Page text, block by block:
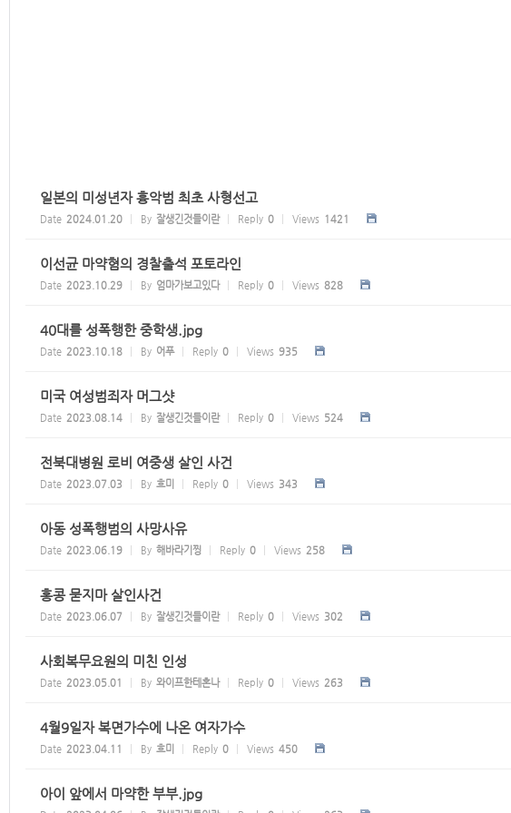
일본의 미성년자 흉악범 최초 사형선고
Date 2024.01.20 By 잘생긴것들이란 Reply 0 Views 1421
이선균 마약혐의 경찰출석 포토라인
Date 2023.10.29 By 엄마가보고있다 Reply 0 Views 828
40대를 성폭행한 중학생.jpg
Date 2023.10.18 By 어푸 Reply 0 Views 935
미국 여성범죄자 머그샷
Date 2023.08.14 By 잘생긴것들이란 Reply 0 Views 524
전북대병원 로비 여중생 살인 사건
Date 2023.07.03 By 흐미 Reply 0 Views 343
아동 성폭행범의 사망사유
Date 2023.06.19 By 해바라기찡 Reply 0 Views 258
홍콩 묻지마 살인사건
Date 2023.06.07 By 잘생긴것들이란 Reply 0 Views 302
사회복무요원의 미친 인성
Date 2023.05.01 By 와이프한테혼나 Reply 0 Views 263
4월9일자 복면가수에 나온 여자가수
Date 2023.04.11 By 흐미 Reply 0 Views 450
아이 앞에서 마약한 부부.jpg